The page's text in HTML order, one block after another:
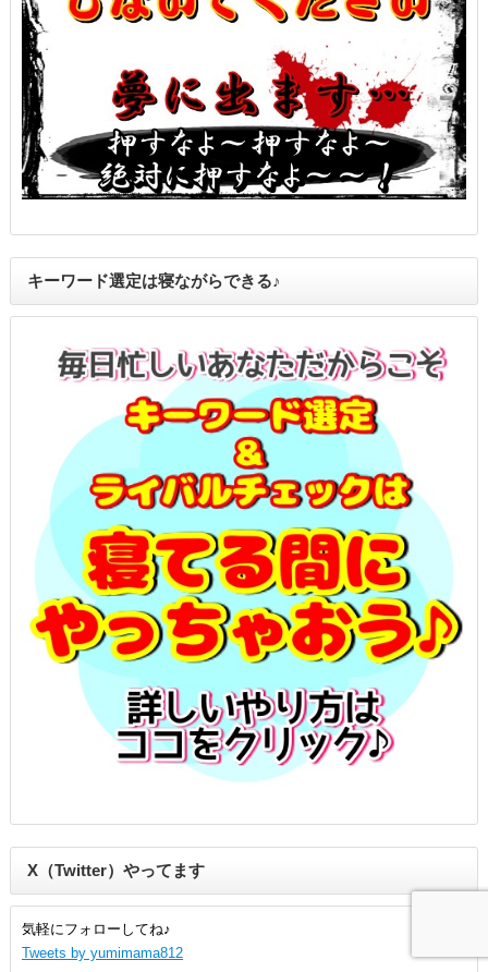
キーワード選定は寝ながらできる♪
X（Twitter）やってます
気軽にフォローしてね♪
Tweets by yumimama812